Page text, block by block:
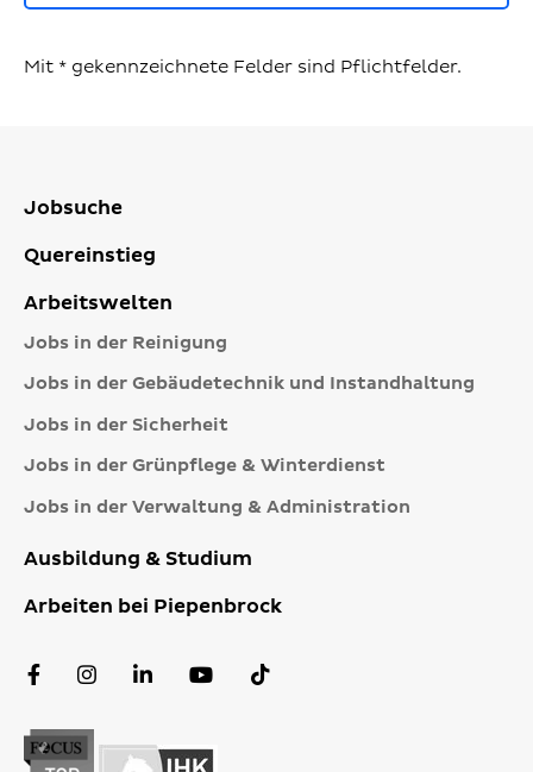
Mit * gekennzeichnete Felder sind Pflichtfelder.
Jobsuche
Quereinstieg
Arbeitswelten
Jobs in der Reinigung
Jobs in der Gebäudetechnik und Instandhaltung
Jobs in der Sicherheit
Jobs in der Grünpflege & Winterdienst
Jobs in der Verwaltung & Administration
Ausbildung & Studium
Arbeiten bei Piepenbrock
FacebookInstagram
LinkedInYouTube